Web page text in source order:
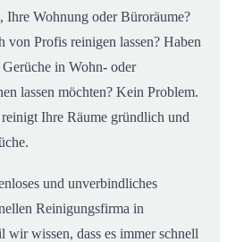
Ihre Wohnung oder Büroräume?
von Profis reinigen lassen? Haben
in Wohn- oder
lassen möchten? Kein Problem.
Ihre Räume gründlich und
und unverbindliches
Reinigungsfirma in
wissen, dass es immer schnell